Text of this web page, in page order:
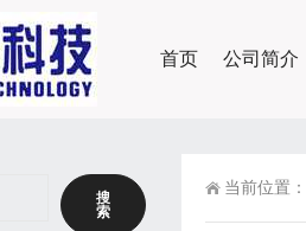
首页 公司简介
当前位置：
搜
索